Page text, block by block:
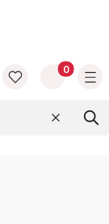
Produkty
Wyczyść